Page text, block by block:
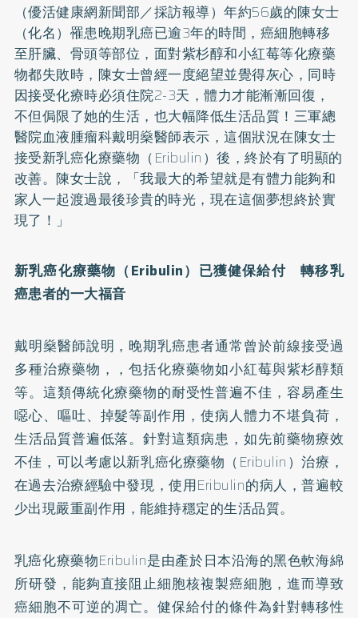
（優活健康網新聞部／採訪報導）年約56歲的陳女士
（化名）罹患晚期乳癌已逾3年的時間，癌細胞轉移
至肝臟、骨頭等部位，面對紫杉醇和小紅莓等化療藥
物都失敗時，陳女士曾經一度絕望並覺得灰心，同時
因接受化療時必須住院2-3天，體力才能漸漸回復，
不但侷限了她的生活，也大幅降低生活品質！三軍總
醫院血液腫瘤科戴明燊醫師表示，這個狀況在陳女士
接受新乳癌化療藥物（Eribulin）後，終於有了明顯的
改善。陳女士說，「我最大的希望就是有體力能夠和
家人一起渡過最後珍貴的時光，現在這個夢想終於實
現了！」
新乳癌化療藥物（Eribulin）已獲健保給付 轉移乳
癌患者的一大福音
戴明燊醫師說明，晚期乳癌患者通常曾於前線接受過
多種治療藥物，，包括化療藥物如小紅莓與紫杉醇類
等。這類傳統化療藥物的耐受性普遍不佳，容易產生
噁心、嘔吐、掉髮等副作用，使病人體力不堪負荷，
生活品質普遍低落。針對這類病患，如先前藥物療效
不佳，可以考慮以新乳癌化療藥物（Eribulin）治療，
在過去治療經驗中發現，使用Eribulin的病人，普遍較
少出現嚴重副作用，能維持穩定的生活品質。
乳癌化療藥物Eribulin是由產於日本沿海的黑色軟海綿
所研發，能夠直接阻止細胞核複製癌細胞，進而導致
癌細胞不可逆的凋亡。健保給付的條件為針對轉移性